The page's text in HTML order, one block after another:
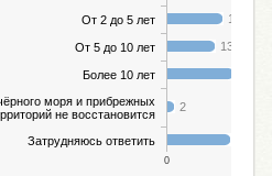
От 2 до 5 лет 15
От 5 до 10 лет 13
Более 10 лет
моря и прибрежных
не восстановится
2
Затрудняюсь ответить
0